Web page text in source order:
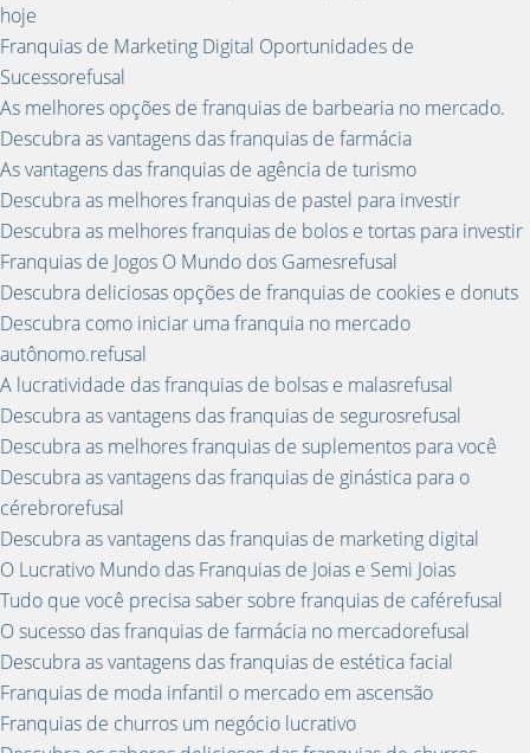
hoje
Franquias de Marketing Digital Oportunidades de
Sucessorefusal
As melhores opções de franquias de barbearia no mercado.
Descubra as vantagens das franquias de farmácia
As vantagens das franquias de agência de turismo
Descubra as melhores franquias de pastel para investir
Descubra as melhores franquias de bolos e tortas para investir
Franquias de Jogos O Mundo dos Gamesrefusal
Descubra deliciosas opções de franquias de cookies e donuts
Descubra como iniciar uma franquia no mercado
autônomo.refusal
A lucratividade das franquias de bolsas e malasrefusal
Descubra as vantagens das franquias de segurosrefusal
Descubra as melhores franquias de suplementos para você
Descubra as vantagens das franquias de ginástica para o
cérebrorefusal
Descubra as vantagens das franquias de marketing digital
O Lucrativo Mundo das Franquias de Joias e Semi Joias
Tudo que você precisa saber sobre franquias de caférefusal
O sucesso das franquias de farmácia no mercadorefusal
Descubra as vantagens das franquias de estética facial
Franquias de moda infantil o mercado em ascensão
Franquias de churros um negócio lucrativo